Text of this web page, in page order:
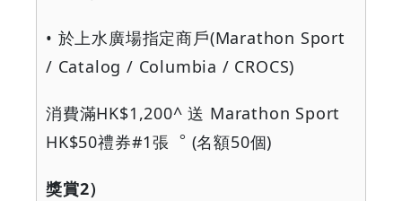
• 於上水廣場指定商戶(Marathon Sport
/ Catalog / Columbia / CROCS)
消費滿HK$1,200^送 Marathon Sport
HK$50禮券#1張︒ (名額50個)
獎賞2）